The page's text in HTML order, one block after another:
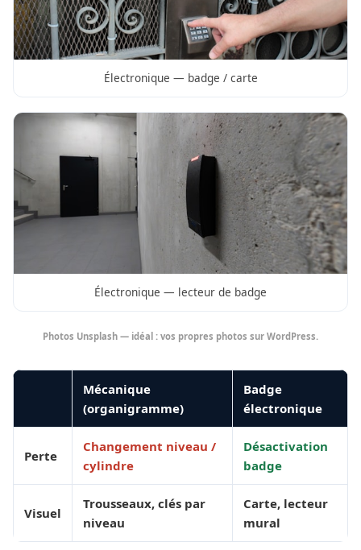
Électronique — badge / carte
Électronique — lecteur de badge
Photos Unsplash — idéal : vos propres photos sur WordPress.
Mécanique
(organigramme)
Badge
électronique
Perte
Changement niveau /
cylindre
Désactivation
badge
Visuel
Trousseaux, clés par
niveau
Carte, lecteur
mural